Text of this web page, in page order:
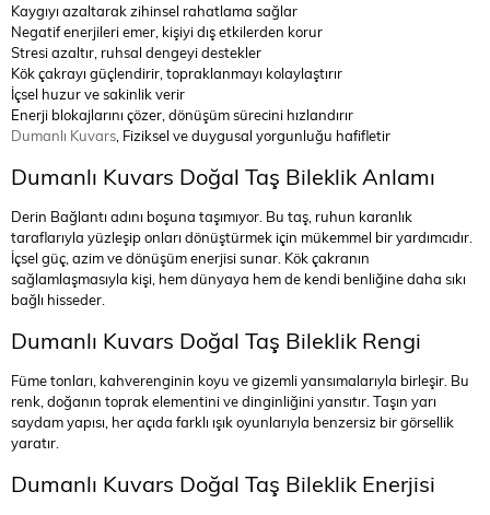
Kaygıyı azaltarak zihinsel rahatlama sağlar
Negatif enerjileri emer, kişiyi dış etkilerden korur
Stresi azaltır, ruhsal dengeyi destekler
Kök çakrayı güçlendirir, topraklanmayı kolaylaştırır
İçsel huzur ve sakinlik verir
Enerji blokajlarını çözer, dönüşüm sürecini hızlandırır
Dumanlı Kuvars, Fiziksel ve duygusal yorgunluğu hafifletir
Dumanlı Kuvars Doğal Taş Bileklik Anlamı
Derin Bağlantı adını boşuna taşımıyor. Bu taş, ruhun karanlık
taraflarıyla yüzleşip onları dönüştürmek için mükemmel bir yardımcıdır.
İçsel güç, azim ve dönüşüm enerjisi sunar. Kök çakranın
sağlamlaşmasıyla kişi, hem dünyaya hem de kendi benliğine daha sıkı
bağlı hisseder.
Dumanlı Kuvars Doğal Taş Bileklik Rengi
Füme tonları, kahverenginin koyu ve gizemli yansımalarıyla birleşir. Bu
renk, doğanın toprak elementini ve dinginliğini yansıtır. Taşın yarı
saydam yapısı, her açıda farklı ışık oyunlarıyla benzersiz bir görsellik
yaratır.
Dumanlı Kuvars Doğal Taş Bileklik Enerjisi